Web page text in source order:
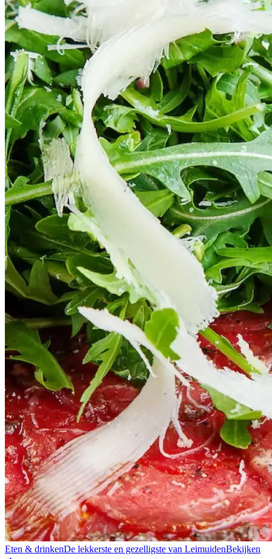
Eten & drinkenDe lekkerste en gezelligste van LeimuidenBekijken